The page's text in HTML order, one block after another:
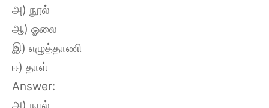
அ) நூல்
ஆ) ஓலை
இ) எழுத்தாணி
ஈ) தாள்
Answer: